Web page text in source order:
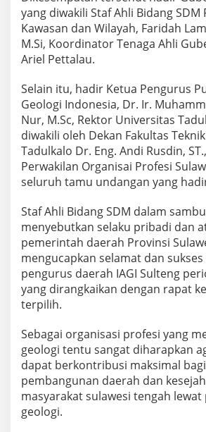
yang diwakili Staf Ahli Bidang SDM
Kawasan dan Wilayah, Faridah
M.Si, Koordinator Tenaga Ahli
Ariel Pettalau.
Selain itu, hadir Ketua Pengurus
Geologi Indonesia, Dr. Ir.
Nur, M.Sc, Rektor Universitas
diwakili oleh Dekan Fakultas
Tadulkalo Dr. Eng. Andi Rusdin,
Perwakilan Organisai Profesi
seluruh tamu undangan yang
Staf Ahli Bidang SDM dalam
menyebutkan selaku pribadi dan
pemerintah daerah Provinsi
mengucapkan selamat dan
pengurus daerah IAGI Sulteng
yang dirangkaikan dengan rapat
terpilih.
Sebagai organisasi profesi yang
geologi tentu sangat diharapkan
dapat berkontribusi maksimal
pembangunan daerah dan
masyarakat sulawesi tengah
geologi.